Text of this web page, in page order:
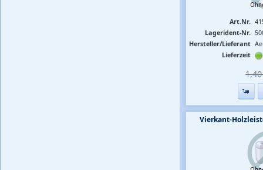
Art.Nr.
Lagerident-Nr.
Hersteller/Lieferant
Lieferzeit
1,40
Vierkant-